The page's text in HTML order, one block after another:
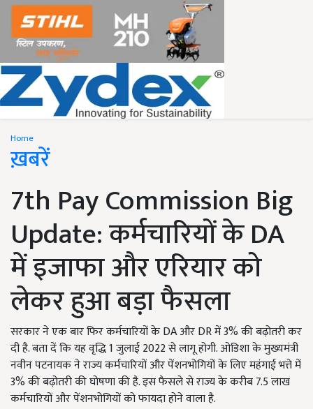
Home
ख़बरें
7th Pay Commission Big
Update: कर्मचारियों के DA
में इजाफा और एरियार को
लेकर हुआ बड़ा फैसला
सरकार ने एक बार फिर कर्मचारियों के DA और DR में 3% की बढ़ोतरी कर
दी है. बता दें कि यह वृद्धि 1 जुलाई 2022 से लागू होगी. ओडिशा के मुख्यमंत्री
नवीन पटनायक ने राज्य कर्मचारियों और पेंशनभोगियों के लिए महंगाई भत्ते में
3% की बढ़ोतरी की घोषणा की है. इस फैसले से राज्य के करीब 7.5 लाख
कर्मचारियों और पेंशनभोगियों को फायदा होने वाला है.